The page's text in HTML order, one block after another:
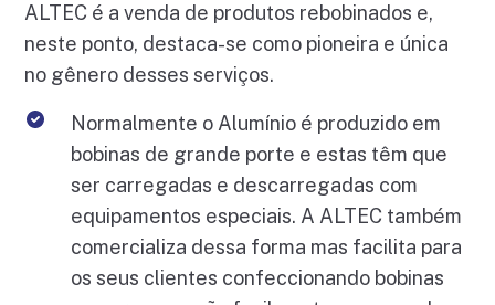
ALTEC é a venda de produtos rebobinados e,
neste ponto, destaca-se como pioneira e única
no gênero desses serviços.
Normalmente o Alumínio é produzido em
bobinas de grande porte e estas têm que
ser carregadas e descarregadas com
equipamentos especiais. A ALTEC também
comercializa dessa forma mas facilita para
os seus clientes confeccionando bobinas